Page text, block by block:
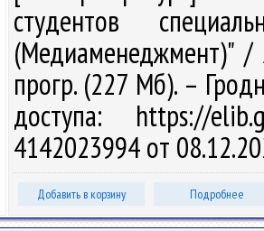
студентов
(Медиаменеджмент)" /
прогр. (227 Мб). –
доступа: https://
4142023994 от
Добавить в корзину Подробнее